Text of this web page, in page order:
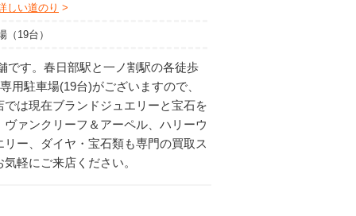
しい道のり
（19台）
です。春日部駅と一ノ割駅の各徒歩
用駐車場(19台)がございますので、
は現在ブランドジュエリーと宝石を
ァンクリーフ＆アーペル、ハリーウ
ー、ダイヤ・宝石類も専門の買取ス
軽にご来店ください。